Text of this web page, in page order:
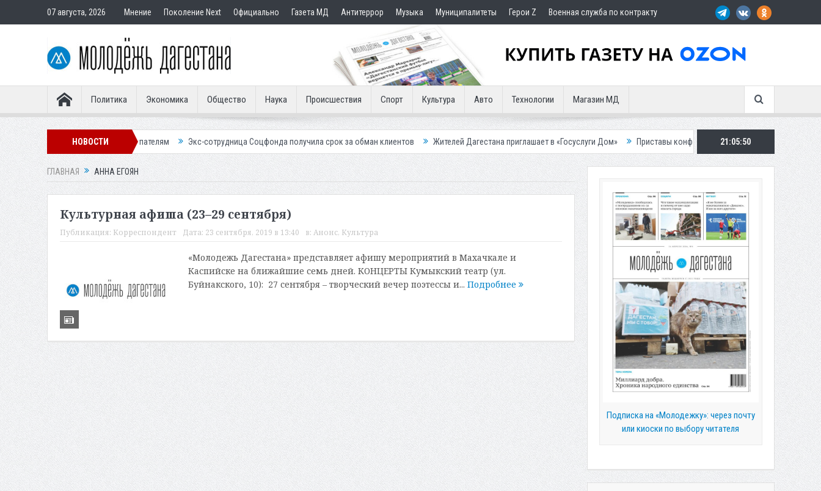
07 августа, 2026 Мнение Поколение Next Официально Газета МД Антитеррор Музыка Муниципалитеты Герои Z Военная служба по контракту
Политика Экономика Общество Наука Происшествия Спорт Культура Авто Технологии Магазин МД
НОВОСТИ
подставным покупателям Экс-сотрудница Соцфонда получила срок за обман клиентов Жителей Дагестана приглашает в «Госуслуги Дом» Приставы конфисковали двух бурых медведей у жителя
21:05:52
ГЛАВНАЯ АННА ЕГОЯН
Культурная афиша (23–29 сентября)
Публикация: Корреспондент Дата: 23 сентября, 2019 в 13:40 в: Анонс, Культура
«Молодежь Дагестана» представляет афишу мероприятий в Махачкале и
Каспийске на ближайшие семь дней. КОНЦЕРТЫ Кумыкский театр (ул.
Буйнакского, 10): 27 сентября – творческий вечер поэтессы и... Подробнее
Подписка на «Молодежку»: через почту
или киоски по выбору читателя